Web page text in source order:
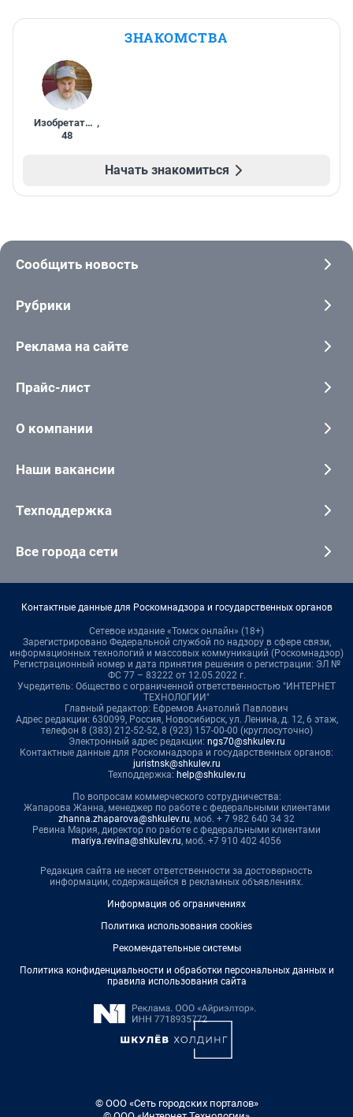
ЗНАКОМСТВА
Изобретатель ,
48
Начать знакомиться
Сообщить новость
Рубрики
Реклама на сайте
Прайс-лист
О компании
Наши вакансии
Техподдержка
Все города сети
Контактные данные для Роскомнадзора и государственных органов
Сетевое издание «Томск онлайн» (18+)
Зарегистрировано Федеральной службой по надзору в сфере связи,
информационных технологий и массовых коммуникаций (Роскомнадзор)
Регистрационный номер и дата принятия решения о регистрации: ЭЛ №
ФС 77 – 83222 от 12.05.2022 г.
Учредитель: Общество с ограниченной ответственностью "ИНТЕРНЕТ
ТЕХНОЛОГИИ"
Главный редактор: Ефремов Анатолий Павлович
Адрес редакции: 630099, Россия, Новосибирск, ул. Ленина, д. 12, 6 этаж,
телефон 8 (383) 212-52-52, 8 (923) 157-00-00 (круглосуточно)
Электронный адрес редакции: ngs70@shkulev.ru
Контактные данные для Роскомнадзора и государственных органов:
juristnsk@shkulev.ru
Техподдержка: help@shkulev.ru
По вопросам коммерческого сотрудничества:
Жапарова Жанна, менеджер по работе с федеральными клиентами
zhanna.zhaparova@shkulev.ru, моб. + 7 982 640 34 32
Ревина Мария, директор по работе с федеральными клиентами
mariya.revina@shkulev.ru, моб. +7 910 402 4056
Редакция сайта не несет ответственности за достоверность
информации, содержащейся в рекламных объявлениях.
Информация об ограничениях
Политика использования cookies
Рекомендательные системы
Политика конфиденциальности и обработки персональных данных и
правила использования сайта
© ООО «Сеть городских порталов»